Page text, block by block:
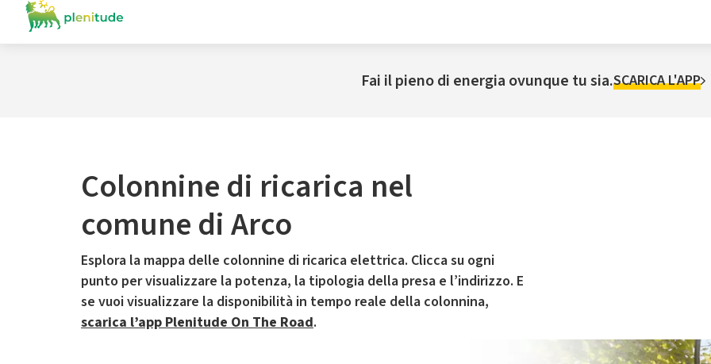
Fai il pieno di energia ovunque tu sia.SCARICA L'APP
Colonnine di ricarica nel
comune di Arco
Esplora la mappa delle colonnine di ricarica elettrica. Clicca su ogni
punto per visualizzare la potenza, la tipologia della presa e l’indirizzo. E
se vuoi visualizzare la disponibilità in tempo reale della colonnina,
scarica l’app Plenitude On The Road.